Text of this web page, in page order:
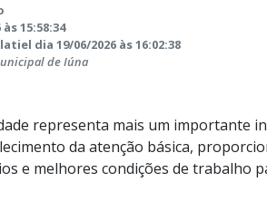
15:58:34
dia 19/06/2026 às 16:02:38
de Iúna
representa mais um importante
da atenção básica,
e melhores condições de trabalho